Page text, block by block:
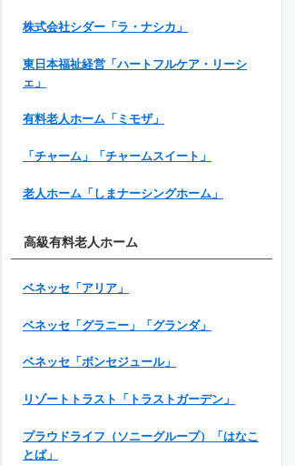
株式会社シダー「ラ・ナシカ」
東日本福祉経営「ハートフルケア・リーシ
ェ」
有料老人ホーム「ミモザ」
「チャーム」「チャームスイート」
老人ホーム「しまナーシングホーム」
高級有料老人ホーム
ベネッセ「アリア」
ベネッセ「グラニー」「グランダ」
ベネッセ「ボンセジュール」
リゾートトラスト「トラストガーデン」
プラウドライフ（ソニーグループ）「はなこ
とば」